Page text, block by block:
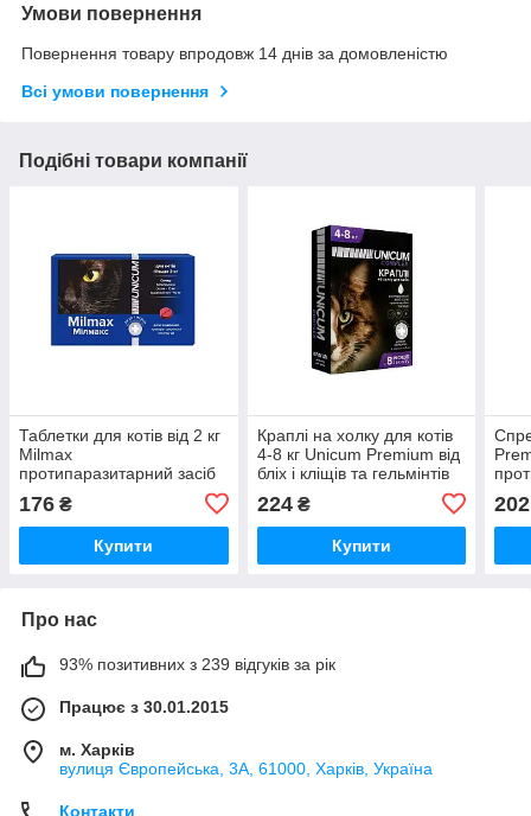
Умови повернення
Повернення товару впродовж 14 днів за домовленістю
Всі умови повернення
Подібні товари компанії
Таблетки для котів від 2 кг
Milmax
протипаразитарний засіб
№2 таблетки (оксим16 мг,
празиквантел 40 мг)
Unicum
176 ₴
Купити
Краплі на холку для котів
4-8 кг Unicum Рremium від
бліх і кліщів та гельмінтів
224₴
Купити
202
Про нас
93% позитивних з 239 відгуків за рік
Працює з 30.01.2015
м. Харків
вулиця Європейська, 3А, 61000, Харків, Україна
Контакти